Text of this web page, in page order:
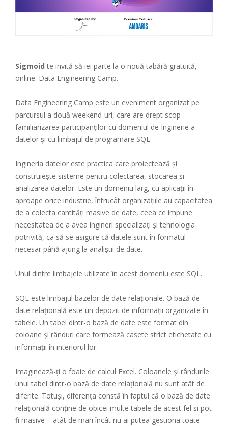
Sigmoid te invită să iei parte la o nouă tabără gratuită,
online: Data Engineering Camp.
Data Engineering Camp este un eveniment organizat pe
parcursul a două weekend-uri, care are drept scop
familiarizarea participanților cu domeniul de Inginerie a
datelor și cu limbajul de programare SQL.
Ingineria datelor este practica care proiectează și
construiește sisteme pentru colectarea, stocarea și
analizarea datelor. Este un domeniu larg, cu aplicații în
aproape orice industrie, întrucât organizațiile au capacitatea
de a colecta cantități masive de date, ceea ce impune
necesitatea de a avea ingineri specializați și tehnologia
potrivită, ca să se asigure că datele sunt în formatul
necesar până ajung la analiștii de date.
Unul dintre limbajele utilizate în acest domeniu este SQL.
SQL este limbajul bazelor de date relaționale. O bază de
date relațională este un depozit de informații organizate în
tabele. Un tabel dintr-o bază de date este format din
coloane și rânduri care formează casete strict etichetate cu
informații în interiorul lor.
Imaginează-ți o foaie de calcul Excel. Coloanele și rândurile
unui tabel dintr-o bază de date relațională nu sunt atât de
diferite. Totuși, diferența constă în faptul că o bază de date
relațională conține de obicei multe tabele de acest fel și pot
fi masive – atât de mari încât nu ai putea gestiona toate